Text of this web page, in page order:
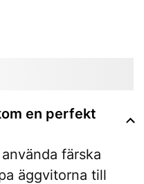
en perfekt
färska
äggvitorna till